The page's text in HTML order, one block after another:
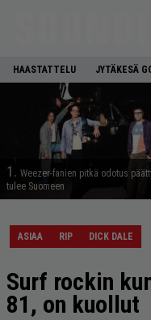
HAASTATTELU JYTÄKESÄ
1. Weezer-fanien pitkä odotus
tulee Suomeen
ASIAA RIP DICK DALE
Surf rockin
81, on kuollut